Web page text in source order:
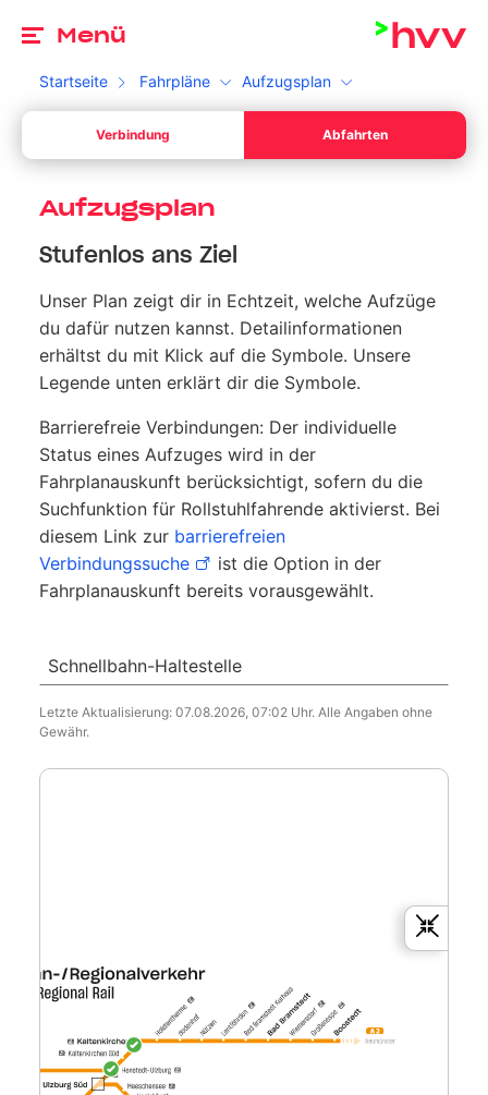
Menü
Startseite Fahrpläne Aufzugsplan
Verbindung Abfahrten
Dein Ziel *
Bitte wähle ein gültiges Datum aus.
Bitte gib eine Uhrzeit an.
Umschalten zwischen Abfahrt und AnkunftSuchen
Aufzugsplan
Stufenlos ans Ziel
Unser Plan zeigt dir in Echtzeit, welche Aufzüge
du dafür nutzen kannst. Detailinformationen
erhältst du mit Klick auf die Symbole. Unsere
Legende unten erklärt dir die Symbole.
Barrierefreie Verbindungen: Der individuelle
Status eines Aufzuges wird in der
Fahrplanauskunft berücksichtigt, sofern du die
Suchfunktion für Rollstuhlfahrende aktivierst. Bei
diesem Link zur barrierefreien
Verbindungssuche
ist die Option in der
Fahrplanauskunft bereits vorausgewählt.
Schnellbahn-Haltestelle
Letzte Aktualisierung: 07.08.2026, 07:02 Uhr. Alle Angaben ohne
Gewähr.